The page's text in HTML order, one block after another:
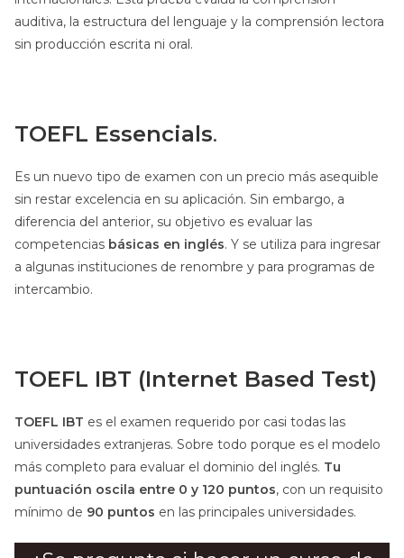
auditiva, la estructura del lenguaje y la comprensión lectora
sin producción escrita ni oral.
TOEFL Essencials.
Es un nuevo tipo de examen con un precio más asequible
sin restar excelencia en su aplicación. Sin embargo, a
diferencia del anterior, su objetivo es evaluar las
competencias básicas en inglés. Y se utiliza para ingresar
a algunas instituciones de renombre y para programas de
intercambio.
TOEFL IBT (Internet Based Test)
TOEFL IBT es el examen requerido por casi todas las
universidades extranjeras. Sobre todo porque es el modelo
más completo para evaluar el dominio del inglés. Tu
puntuación oscila entre 0 y 120 puntos, con un requisito
mínimo de 90 puntos en las principales universidades.